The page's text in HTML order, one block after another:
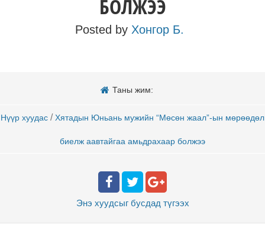
БОЛЖЭЭ
Posted by Хонгор Б.
Таны жим:
Нүүр хуудас / Хятадын Юньань мужийн “Мөсөн жаал”-ын мөрөөдөл
биелж аавтайгаа амьдрахаар болжээ
Энэ хуудсыг бусдад түгээх